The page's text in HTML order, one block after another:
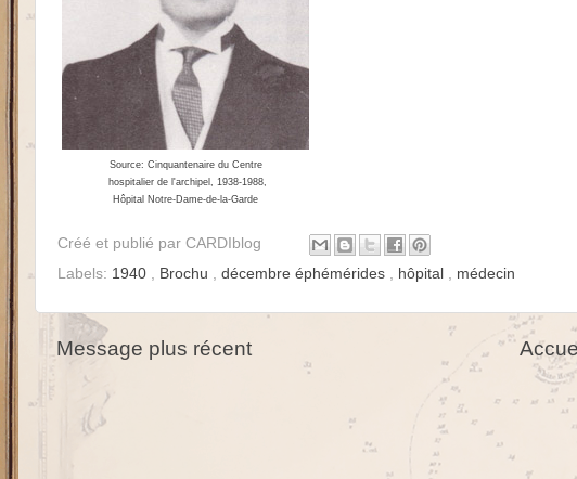
Source: Cinquantenaire du Centre
hospitalier de l'archipel, 1938-1988,
Hôpital Notre-Dame-de-la-Garde
Créé et publié par CARDIblog
Labels: 1940 , Brochu , décembre éphémérides , hôpital , médecin
Message plus récent